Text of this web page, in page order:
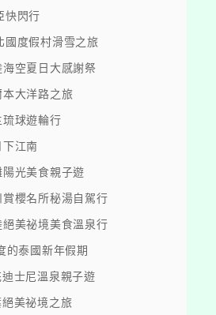
快閃行
度假村滑雪之旅
空夏日大感謝祭
大洋路之旅
球遊輪行
江南
光美食親子遊
櫻名所秘湯自駕行
美祕境美食溫泉行
的泰國新年假期
士尼溫泉親子遊
美祕境之旅